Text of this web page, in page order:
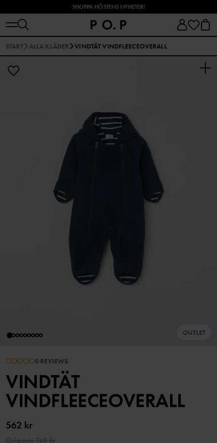
SHOPPA HÖSTENS NYHETER!
START ALLA KLÄDER VINDTÄT VINDFLEECEOVERALL
OUTLET
0 REVIEWS
VINDTÄT
VINDFLEECEOVERALL
562 kr